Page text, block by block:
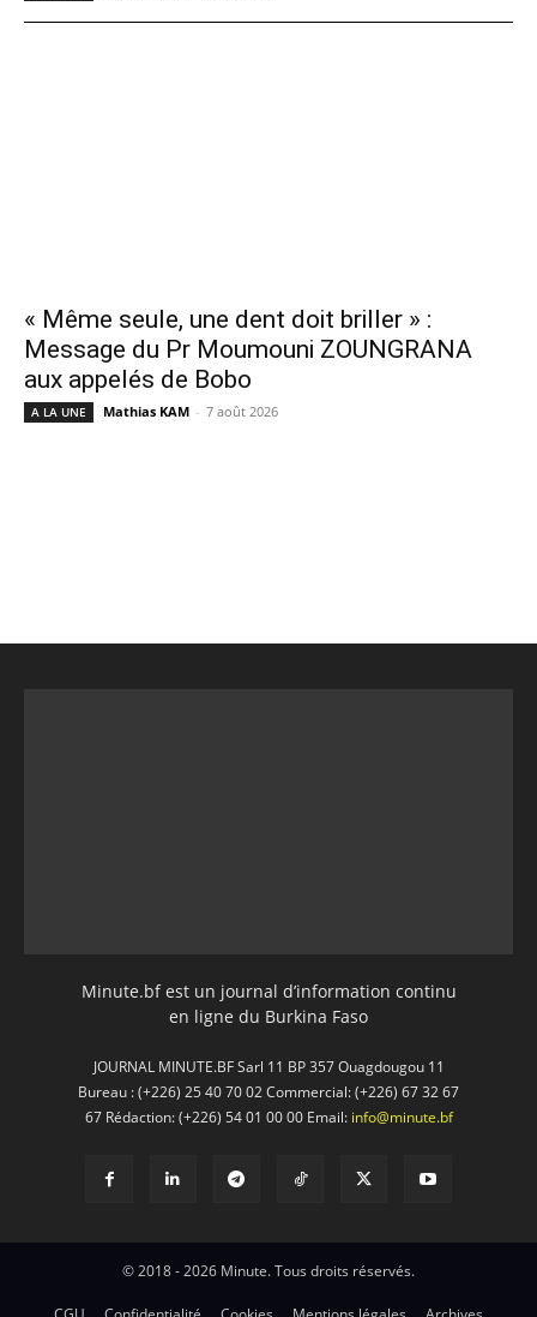
« Même seule, une dent doit briller » :
Message du Pr Moumouni ZOUNGRANA
aux appelés de Bobo
A LA UNE Mathias KAM - 7 août 2026
Minute.bf est un journal d’information continu
en ligne du Burkina Faso
JOURNAL MINUTE.BF Sarl 11 BP 357 Ouagdougou 11
Bureau : (+226) 25 40 70 02 Commercial: (+226) 67 32 67
67 Rédaction: (+226) 54 01 00 00 Email: info@minute.bf
© 2018 - 2026 Minute. Tous droits réservés.